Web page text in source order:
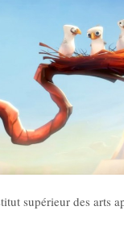
supérieur des arts